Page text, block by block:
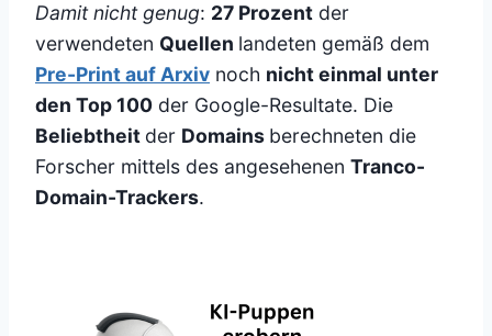
Damit nicht genug: 27 Prozent der
verwendeten Quellen landeten gemäß dem
Pre-Print auf Arxiv noch nicht einmal unter
den Top 100 der Google-Resultate. Die
Beliebtheit der Domains berechneten die
Forscher mittels des angesehenen Tranco-
Domain-Trackers.